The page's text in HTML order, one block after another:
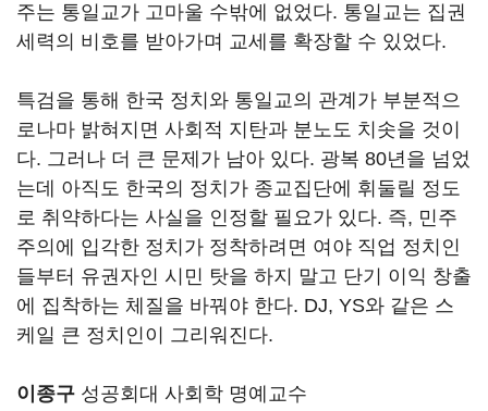
주는 통일교가 고마울 수밖에 없었다. 통일교는 집권
세력의 비호를 받아가며 교세를 확장할 수 있었다.
특검을 통해 한국 정치와 통일교의 관계가 부분적으
로나마 밝혀지면 사회적 지탄과 분노도 치솟을 것이
다. 그러나 더 큰 문제가 남아 있다. 광복 80년을 넘었
는데 아직도 한국의 정치가 종교집단에 휘둘릴 정도
로 취약하다는 사실을 인정할 필요가 있다. 즉, 민주
주의에 입각한 정치가 정착하려면 여야 직업 정치인
들부터 유권자인 시민 탓을 하지 말고 단기 이익 창출
에 집착하는 체질을 바꿔야 한다. DJ, YS와 같은 스
케일 큰 정치인이 그리워진다.
이종구 성공회대 사회학 명예교수